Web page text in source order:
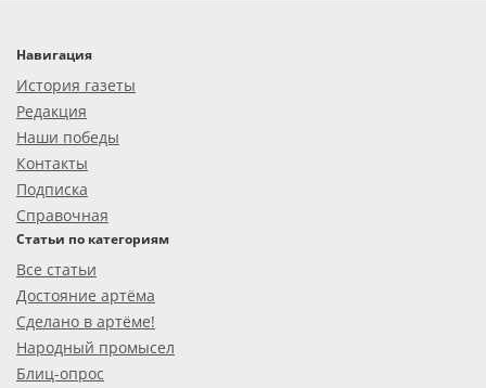
Навигация
История газеты
Редакция
Наши победы
Контакты
Подписка
Справочная
Статьи по категориям
Все статьи
Достояние артёма
Сделано в артёме!
Народный промысел
Блиц-опрос